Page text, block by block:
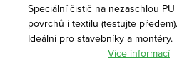
Speciální čistič na nezaschlou
povrchů i textilu (testujte
Ideální pro stavebníky a montéry.
Více informací